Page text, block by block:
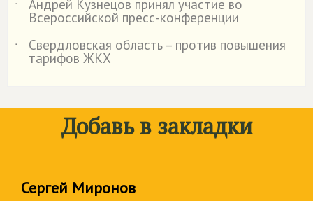
˙
Андрей Кузнецов принял участие во
Всероссийской пресс-конференции
˙
Свердловская область – против повышения
тарифов ЖКХ
Добавь в закладки
Сергей Миронов